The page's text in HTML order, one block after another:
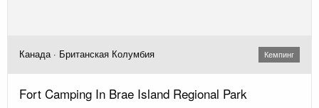
Канада · Британская Колумбия Кемпинг
Fort Camping In Brae Island Regional Park